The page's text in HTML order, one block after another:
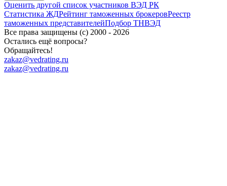
Оценить другой список участников ВЭД РК
Статистика ЖДРейтинг таможенных брокеровРеестр
таможенных представителейПодбор ТНВЭД
Все права защищены (с) 2000 - 2026
Остались ещё вопросы?
Обращайтесь!
zakaz@vedrating.ru
zakaz@vedrating.ru